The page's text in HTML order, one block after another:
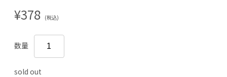
¥378 (税込)
数量
sold out